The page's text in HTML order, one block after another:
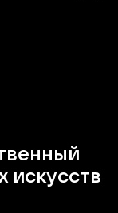
искусств